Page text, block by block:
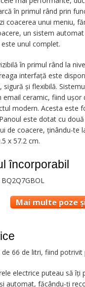
în primul rând prin
coacerea unui meniu,
un sistem
unul complet.
în primul rând la
interfață este
sigură și flexibilă.
ceramic, fiind
modern. Acesta este
este dotat cu
de coacere, ținându-te
x 57.2 cm.
încorporabil
Mai multe poze
66 de litri, fiind
electrice puteau să
automat, făcându-ți